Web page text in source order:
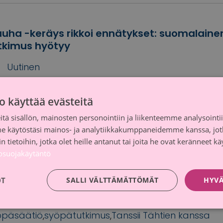
-keräys rikkoi ennätykset:
hyötyy
Uutinen
Roosa nauha,Roosa nauha
Tanssii Tähtien Kanssa -ohjelman
voittamiseksi
Uutinen
,syöpätutkimus,Tanssii Tähtien kanssa
käyttää evästeitä
sisällön, mainosten personointiin ja liikenteemme
käytöstäsi mainos- ja analytiikkakumppaneidemme kanssa,
tietoihin, jotka olet heille antanut tai joita he ovat keränneet
SALLI VÄLTTÄMÄTTÖMÄT